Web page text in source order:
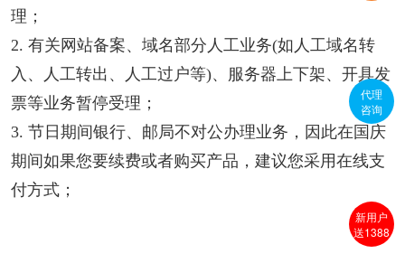
理；
2. 有关网站备案、域名部分人工业务(如人工域名转
入、人工转出、人工过户等)、服务器上下架、开具发
票等业务暂停受理；
3. 节日期间银行、邮局不对公办理业务，因此在国庆
期间如果您要续费或者购买产品，建议您采用在线支
付方式；
代理
咨询
新用户
送1388